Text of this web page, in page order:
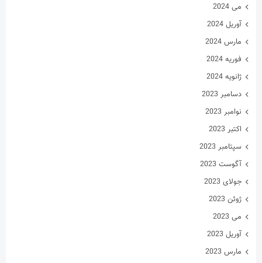
می 2024
آوریل 2024
مارس 2024
فوریه 2024
ژانویه 2024
دسامبر 2023
نوامبر 2023
اکتبر 2023
سپتامبر 2023
آگوست 2023
جولای 2023
ژوئن 2023
می 2023
آوریل 2023
مارس 2023